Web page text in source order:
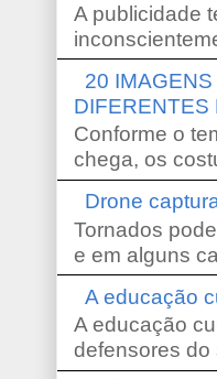
A publicidade
20
DIFERENTES
Conforme o
chega, os
Drone
Tornados
e em alguns
A educação
A educação
defensores do